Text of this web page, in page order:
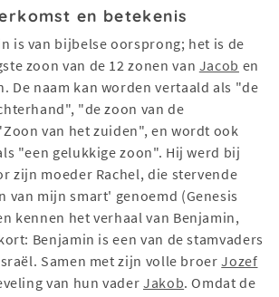
en betekenis
is van bijbelse oorsprong; het is de
zoon van de 12 zonen van Jacob en
De naam kan worden vertaald als "de
"de zoon van de
van het zuiden", en wordt ook
"een gelukkige zoon". Hij werd bij
zijn moeder Rachel, die stervende
van mijn smart' genoemd (Genesis
kennen het verhaal van Benjamin,
Benjamin is een van de stamvaders
Samen met zijn volle broerJozef
van hun vader Jakob. Omdat de